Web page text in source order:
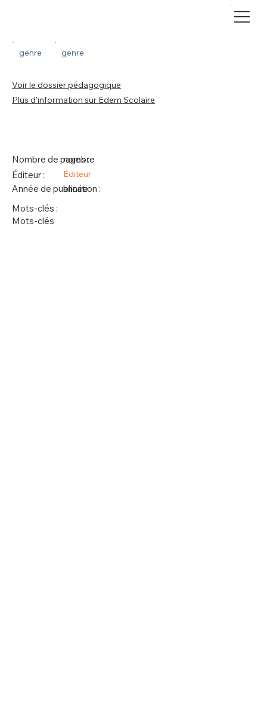
Page précédente
Nombre de pages :
Éditeur :
Année de publication :
nombre
Éditeur
année
Mots-clés :
Mots-clés
genre genre
Voir le dossier pédagogique
Plus d'information sur Edern Scolaire